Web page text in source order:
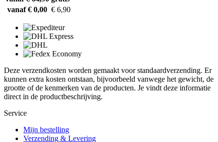
vanaf € 0,00 € 6,90
Deze verzendkosten worden gemaakt voor standaardverzending. Er
kunnen extra kosten ontstaan, bijvoorbeeld vanwege het gewicht, de
grootte of de kenmerken van de producten. Je vindt deze informatie
direct in de productbeschrijving.
Service
Mijn bestelling
Verzending & Levering